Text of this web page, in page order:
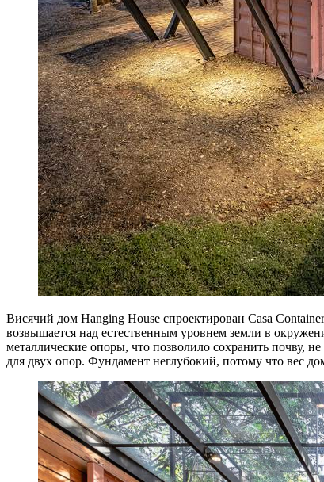
Висячий дом Hanging House спроектирован Casa
возвышается над естественным уровнем земли в
металлические опоры, что позволило сохранить почву,
для двух опор. Фундамент неглубокий, потому что вес